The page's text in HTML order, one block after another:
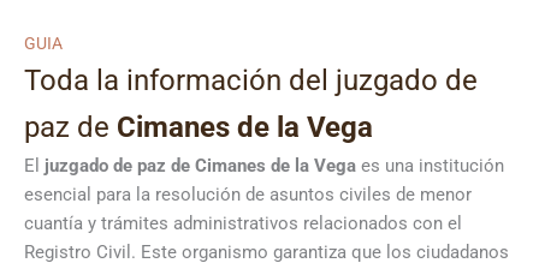
GUIA
Toda la información del juzgado de
paz de Cimanes de la Vega
El juzgado de paz de Cimanes de la Vega es una institución
esencial para la resolución de asuntos civiles de menor
cuantía y trámites administrativos relacionados con el
Registro Civil. Este organismo garantiza que los ciudadanos